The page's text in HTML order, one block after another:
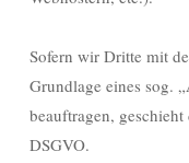
Sofern wir Dritte mit
Grundlage eines sog.
beauftragen,
DSGVO.